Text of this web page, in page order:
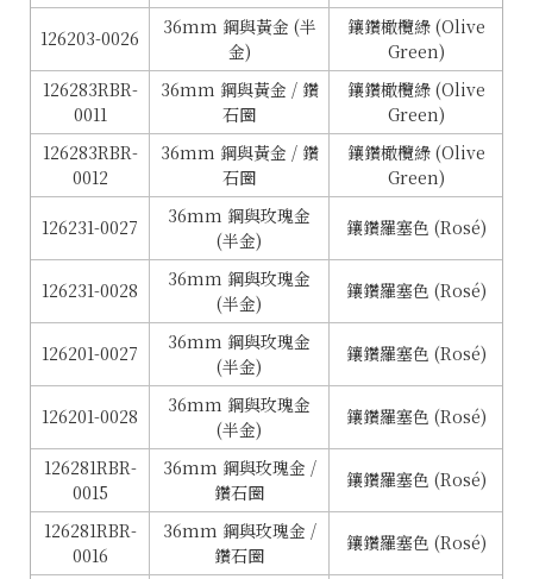
126203-0026
36mm 鋼與黃金 (半
金)
鑲鑽橄欖綠 (Olive
Green)
126283RBR-
0011
36mm 鋼與黃金 / 鑽
石圈
鑲鑽橄欖綠 (Olive
Green)
126283RBR-
0012
36mm 鋼與黃金 / 鑽
石圈
鑲鑽橄欖綠 (Olive
Green)
126231-0027
36mm 鋼與玫瑰金
(半金)
鑲鑽羅塞色 (Rosé)
126231-0028
36mm 鋼與玫瑰金
(半金)
鑲鑽羅塞色 (Rosé)
126201-0027
36mm 鋼與玫瑰金
(半金)
鑲鑽羅塞色 (Rosé)
126201-0028
36mm 鋼與玫瑰金
(半金)
鑲鑽羅塞色 (Rosé)
126281RBR-
0015
36mm 鋼與玫瑰金 /
鑽石圈
鑲鑽羅塞色 (Rosé)
126281RBR-
0016
36mm 鋼與玫瑰金 /
鑽石圈
鑲鑽羅塞色 (Rosé)